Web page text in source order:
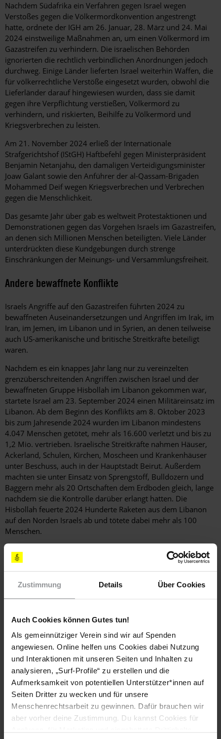
Zustimmung Details Über Cookies
Auch Cookies können Gutes tun!
Als gemeinnütziger Verein sind wir auf Spenden
angewiesen. Online helfen uns Cookies dabei Nutzung
und Interaktionen mit unseren Seiten und Inhalten zu
analysieren, „Surf-Profile“ zu erstellen und die
Aufmerksamkeit von potentiellen Unterstützer*innen auf
Seiten Dritter zu wecken und für unsere
Menschenrechtsarbeit zu gewinnen. Dafür brauchen wir
aber vorher deine Zustimmung. Du kannst Cookies für
Nachdem Südafrika ein Verfahren gegen Israel wegen
Verstoßes gegen die Völkermordkonvention angestrengt
hatte, ordnete der IGH am 26. Januar, 28. März und 24. Mai
2024 einstweilige Maßnahmen an, um einen Völkermord im
Gazastreifen zu verhindern. Die israelischen Behörden
ignorierten die rechtlich verbindlichen Anordnungen jedoch
durchweg. Einige Länder lieferten Israel weiterhin Waffen, die
für völkerrechtliche Verstöße eingesetzt wurden, obwohl die
Lieferländer darauf hingewiesen wurden, dass sie damit
gegen ihre Verpflichtung verstießen, Völkermord zu
verhindern, und riskierten, Beihilfe zu Völkermord und
Kriegsverbrechen zu leisten.
Am 21. November 2024 erließ der Internationale
Strafgerichtshof (IStGH) Haftbefehl gegen Ministerpräsident
Benjamin Netanjahu, den damaligen Verteidigungsminister
Joaw Galant sowie den Anführer der al-Qassam-Brigaden
Mohammed Deif wegen Kriegsverbrechen und Verbrechen
gegen die Menschlichkeit.
Das gesamte Jahr über gab es weltweit Protestaktionen und
Demonstrationen gegen das Vorgehen Israels im Gazastreifen,
an denen sich Millionen Menschen beteiligten. Viele Länder
unterdrückten diese Kundgebungen durch strenge
Einschränkungen der Meinungs- und Versammlungsfreiheit.
Andere bewaffnete Konflikte
Israels Angriffe auf den Gazastreifen führten 2024 zu
bewaffneten Auseinandersetzungen und Angriffen im Irak, im
Iran, im Jemen, im Libanon und in Syrien, an denen teilweise
auch US-amerikanische und britische Streitkräfte beteiligt
waren.
Nachdem es ein knappes Jahr lang nur zu vereinzelten
grenzüberschreitenden Angriffen zwischen Israel und der
bewaffneten Gruppe Hisbollah im Libanon gekommen war,
startete Israel am 23. September 2024 einen Militäreinsatz im
Libanon. Ab dem Beginn des Konflikts am 8. Oktober 2023
bis zum Jahresende 2024 wurden im Libanon mindestens
4.047 Menschen getötet, mehr als 16.600 verletzt und bis zu
1,2 Mio. vertrieben. Israelische Streitkräfte nahmen Häuser,
Ackerland, Schulen, Kirchen, Moscheen und Krankenhäuser
unter Beschuss, auch in der Hauptstadt Beirut. Außerdem
machten sie unter Einsatz von Sprengstoff, Bulldozern und
Baggern mehr als 20 Ortschaften dem Erdboden gleich, lange
nachdem sie die Kontrolle darüber erlangt hatten. Die
Hisbollah feuerte 2024 Hunderte Raketen aus dem Libanon
auf den Norden Israels ab und tötete dabei mehr als 100
Menschen.
Zu den Huthi-Truppen gehörende Sicherheitskräfte in der jemenitischen
Hauptstadt Sanaa im Dezember 2023
© IMAGO / ZUMA Wire
Bewaffnete Kräfte der Huthi im Jemen griffen im Lauf des